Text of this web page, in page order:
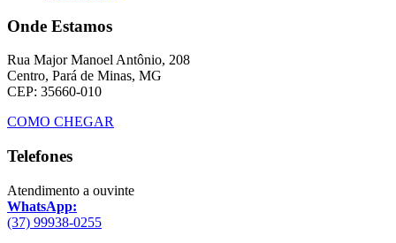
Onde Estamos
Rua Major Manoel Antônio, 208
Centro, Pará de Minas, MG
CEP: 35660-010
COMO CHEGAR
Telefones
Atendimento a ouvinte
WhatsApp:
(37) 99938-0255